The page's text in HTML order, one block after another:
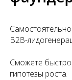
B2B-
Сможете быстро
гипотезы роста.